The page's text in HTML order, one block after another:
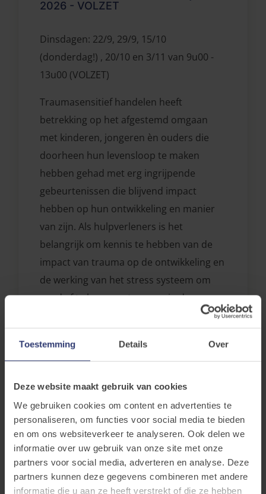
Toestemming Details Over
Deze website maakt gebruik van cookies
We gebruiken cookies om content en advertenties te
personaliseren, om functies voor social media te bieden
en om ons websiteverkeer te analyseren. Ook delen we
informatie over uw gebruik van onze site met onze
partners voor social media, adverteren en analyse. Deze
partners kunnen deze gegevens combineren met andere
informatie die u aan ze heeft verstrekt of die ze hebben
2026 - VOLZET
Traumasensitief handelen heeft
betrekking op het afgestemd omgaan
met kinderen, jongeren èn ouders die
doorheen hun levensloop te maken
hebben gehad met erg ingrijpende
gebeurtenissen die blijvend impact
hebben op hun ontwikkeling en manier
van zijn. Als hulpverleners is het
belangrijk om kennis te hebben van de
impact van trauma op de ontwikkeling en
de werking van het stress systeem om
goed af te kunnen stemmen in de zorg.
is
aan te reiken om de theorie van het
in de praktijk.
Dinsdagen: 22/9, 29/9, 15/10
(donderdag!) , 20/10 en 3/11 van 9u00 -
13u00 (VOLZET)